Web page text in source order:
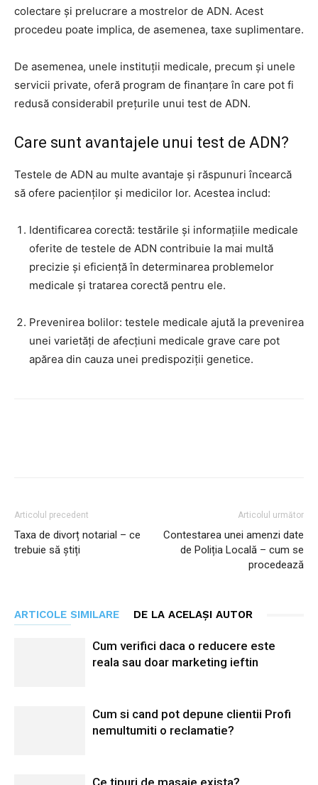
colectare și prelucrare a mostrelor de ADN. Acest
procedeu poate implica, de asemenea, taxe suplimentare.
De asemenea, unele instituții medicale, precum și unele
servicii private, oferă program de finanțare în care pot fi
redusă considerabil prețurile unui test de ADN.
Care sunt avantajele unui test de ADN?
Testele de ADN au multe avantaje și răspunuri încearcă
să ofere pacienților și medicilor lor. Acestea includ:
Identificarea corectă: testările și informațiile medicale
oferite de testele de ADN contribuie la mai multă
precizie și eficiență în determinarea problemelor
medicale și tratarea corectă pentru ele.
Prevenirea bolilor: testele medicale ajută la prevenirea
unei varietăți de afecțiuni medicale grave care pot
apărea din cauza unei predispoziții genetice.
Articolul precedent
Taxa de divorț notarial – ce
trebuie să știți
Articolul următor
Contestarea unei amenzi date
de Poliția Locală – cum se
procedează
ARTICOLE SIMILARE DE LA ACELAȘI AUTOR
Cum verifici daca o reducere este
reala sau doar marketing ieftin
Cum si cand pot depune clientii Profi
nemultumiti o reclamatie?
Ce tipuri de masaje exista?